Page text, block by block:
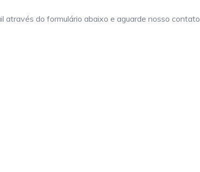
através do formulário abaixo e aguarde nosso contato.